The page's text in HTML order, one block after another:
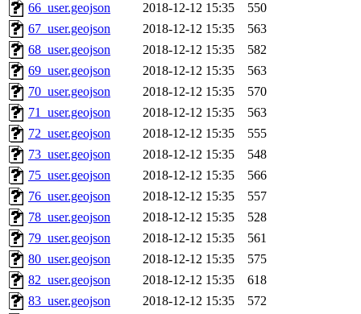
66_user.geojson
2018-12-12 15:35
550
67_user.geojson
2018-12-12 15:35
563
68_user.geojson
2018-12-12 15:35
582
69_user.geojson
2018-12-12 15:35
563
70_user.geojson
2018-12-12 15:35
570
71_user.geojson
2018-12-12 15:35
563
72_user.geojson
2018-12-12 15:35
555
73_user.geojson
2018-12-12 15:35
548
75_user.geojson
2018-12-12 15:35
566
76_user.geojson
2018-12-12 15:35
557
78_user.geojson
2018-12-12 15:35
528
79_user.geojson
2018-12-12 15:35
561
80_user.geojson
2018-12-12 15:35
575
82_user.geojson
2018-12-12 15:35
618
83_user.geojson
2018-12-12 15:35
572